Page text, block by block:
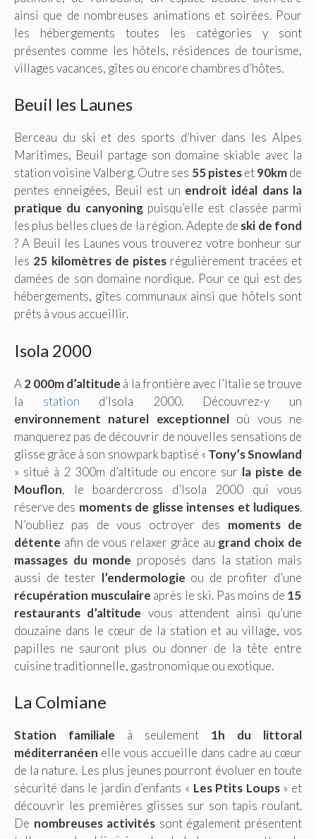
ainsi que de nombreuses animations et soirées. Pour
les hébergements toutes les catégories y sont
présentes comme les hôtels, résidences de tourisme,
villages vacances, gîtes ou encore chambres d’hôtes.
Beuil les Launes
Berceau du ski et des sports d’hiver dans les Alpes
Maritimes, Beuil partage son domaine skiable avec la
station voisine Valberg. Outre ses 55 pisteset90kmde
pentes enneigées, Beuil est un endroit idéal dans la
pratique du canyoningpuisqu’elle est classée parmi
les plus belles clues de la région. Adepte de ski de fond
? A Beuil les Launes vous trouverez votre bonheur sur
les 25 kilomètres de pistes régulièrement tracées et
damées de son domaine nordique. Pour ce qui est des
hébergements, gîtes communaux ainsi que hôtels sont
prêts à vous accueillir.
Isola 2000
A2 000m d’altitude à la frontière avec l’Italie se trouve
la station d’Isola 2000. Découvrez-y un
environnement naturel exceptionneloù vous ne
manquerez pas de découvrir de nouvelles sensations de
glisse grâce à son snowpark baptisé « Tony’s Snowland
» situé à 2 300m d’altitude ou encore sur la piste de
Mouflon, le boardercross d’Isola 2000 qui vous
réserve des moments de glisse intenses et ludiques.
N’oubliez pas de vous octroyer des moments de
détente afin de vous relaxer grâce au grand choix de
massages du monde proposés dans la station mais
aussi de tester l’endermologie ou de profiter d’une
récupération musculaire après le ski. Pas moins de 15
restaurants d’altitude vous attendent ainsi qu’une
douzaine dans le cœur de la station et au village, vos
papilles ne sauront plus ou donner de la tête entre
cuisine traditionnelle, gastronomique ou exotique.
La Colmiane
Station familiale à seulement 1h du littoral
méditerranéen elle vous accueille dans cadre au cœur
de la nature. Les plus jeunes pourront évoluer en toute
sécurité dans le jardin d’enfants « Les Ptits Loups» et
découvrir les premières glisses sur son tapis roulant.
De nombreuses activités sont également présentent